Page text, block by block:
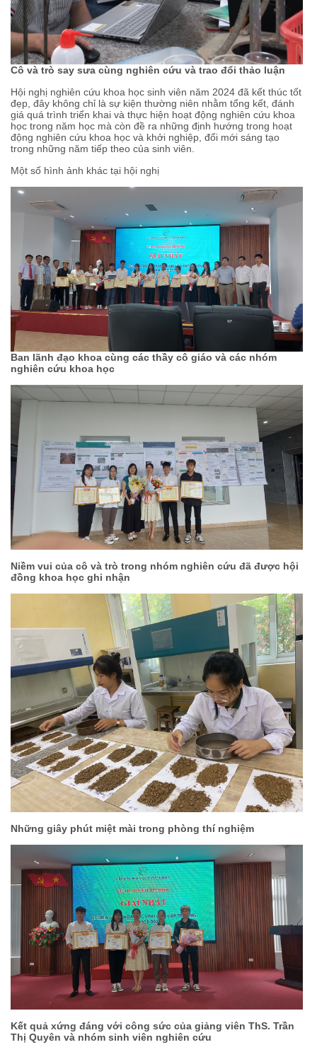
Cô và trò say sưa cùng nghiên cứu và trao đổi thảo luận
Hội nghị nghiên cứu khoa học sinh viên năm 2024 đã kết thúc tốt
đẹp, đây không chỉ là sự kiện thường niên nhằm tổng kết, đánh
giá quá trình triển khai và thực hiện hoạt động nghiên cứu khoa
học trong năm học mà còn đề ra những định hướng trong hoạt
động nghiên cứu khoa học và khởi nghiệp, đổi mới sáng tạo
trong những năm tiếp theo của sinh viên.
Một số hình ảnh khác tại hội nghị
Ban lãnh đạo khoa cùng các thầy cô giáo và các nhóm
nghiên cứu khoa học
Niềm vui của cô và trò trong nhóm nghiên cứu đã được hội
đồng khoa học ghi nhận
Những giây phút miệt mài trong phòng thí nghiệm
Kết quả xứng đáng với công sức của giảng viên ThS. Trần
Thị Quyên và nhóm sinh viên nghiên cứu